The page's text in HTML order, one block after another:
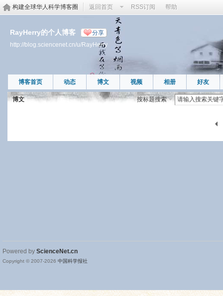
构建全球华人科学博客圈 返回首页 RSS订阅 帮助
RayHerry的个人博客 分享
http://blog.sciencenet.cn/u/RayHerry
博客首页 动态 博文 视频 相册 好友
博文 按标题搜索
Powered by ScienceNet.cn
Copyright © 2007-2026 中国科学报社